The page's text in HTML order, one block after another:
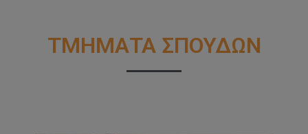
ΤΜΗΜΑΤΑ ΣΠΟΥΔΩΝ